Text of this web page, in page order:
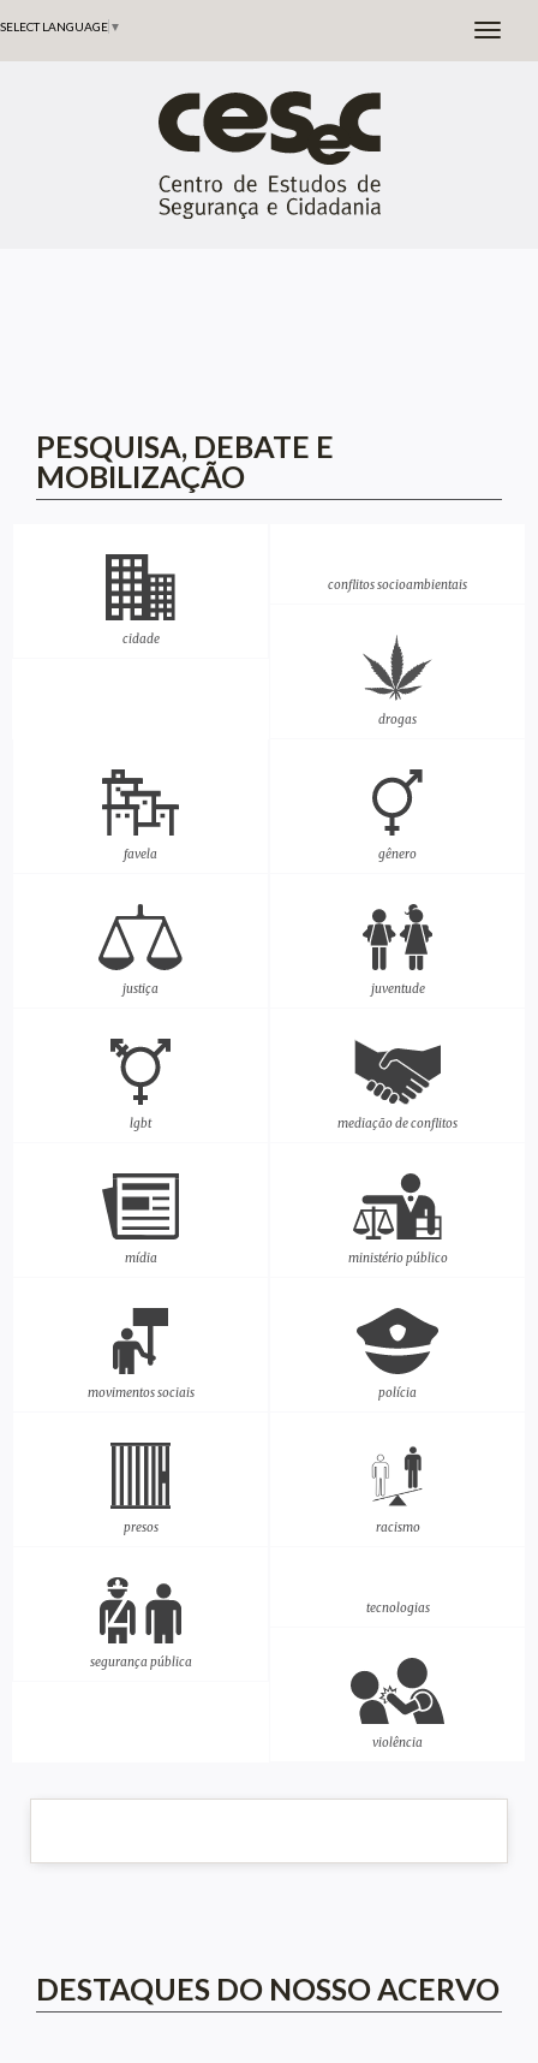
SELECT LANGUAGE ▼
PESQUISA, DEBATE E
MOBILIZAÇÃO
cidade
conflitos socioambientais
drogas
favela gênero
justiça juventude
lgbt mediação de conflitos
mídia ministério público
movimentos sociais polícia
presos racismo
segurança pública
tecnologias
violência
DESTAQUES DO NOSSO ACERVO